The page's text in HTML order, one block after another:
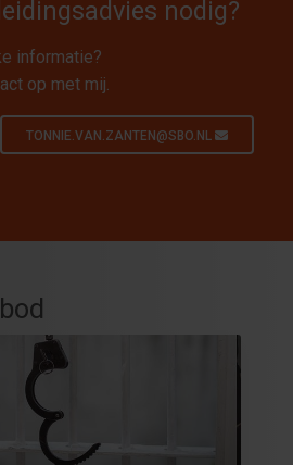
nodig?
informatie?
op met mij.
TONNIE.VAN.ZANTEN@SBO.NL